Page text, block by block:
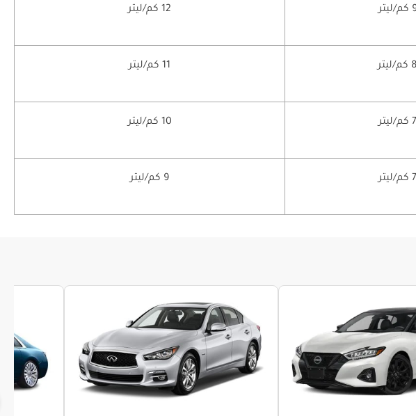
12 كم/ليتر
8 كم/ليتر 11 كم/ليتر
7 كم/ليتر 10 كم/ليتر
7 كم/ليتر 9 كم/ليتر